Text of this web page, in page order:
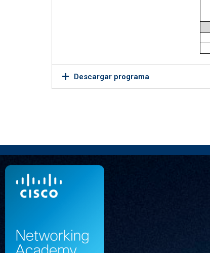
Descargar programa